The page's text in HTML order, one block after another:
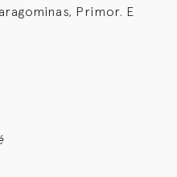
Primor. E